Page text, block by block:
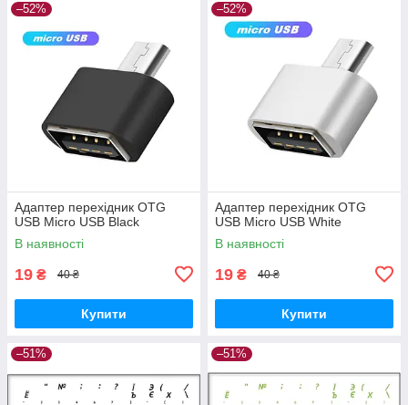
–52%
Адаптер перехідник OTG
USB Micro USB Black
В наявності
19 ₴ 40 ₴
Купити
–52%
Адаптер перехідник OTG
USB Micro USB White
В наявності
19 ₴ 40 ₴
Купити
–51% –51%